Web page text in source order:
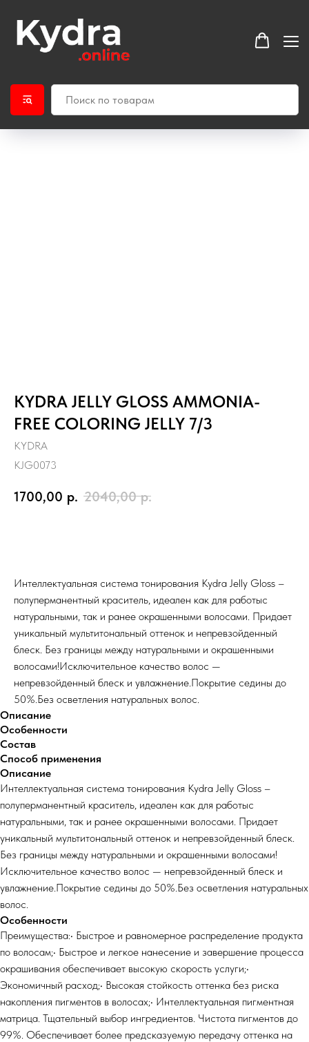
KYDRA JELLY GLOSS AMMONIA-
FREE COLORING JELLY 7/3
KYDRA
KJG0073
1700,00 р. 2040,00 р.
Интеллектуальная система тонирования Kydra Jelly Gloss –
полуперманентный краситель, идеален как для работыс
натуральными, так и ранее окрашенными волосами. Придает
уникальный мультитональный оттенок и непревзойденный
блеск. Без границы между натуральными и окрашенными
волосами!Исключительное качество волос —
непревзойденный блеск и увлажнение.Покрытие седины до
50%.Без осветления натуральных волос.
Описание
Особенности
Состав
Способ применения
Описание
Интеллектуальная система тонирования Kydra Jelly Gloss –
полуперманентный краситель, идеален как для работыс
натуральными, так и ранее окрашенными волосами. Придает
уникальный мультитональный оттенок и непревзойденный блеск.
Без границы между натуральными и окрашенными волосами!
Исключительное качество волос — непревзойденный блеск и
увлажнение.Покрытие седины до 50%.Без осветления натуральных
волос.
Особенности
Преимущества:• Быстрое и равномерное распределение продукта
по волосам;• Быстрое и легкое нанесение и завершение процесса
окрашивания обеспечивает высокую скорость услуги;•
Экономичный расход;• Высокая стойкость оттенка без риска
накопления пигментов в волосах;• Интеллектуальная пигментная
матрица. Тщательный выбор ингредиентов. Чистота пигментов до
99%. Обеспечивает более предсказуемую передачу оттенка на